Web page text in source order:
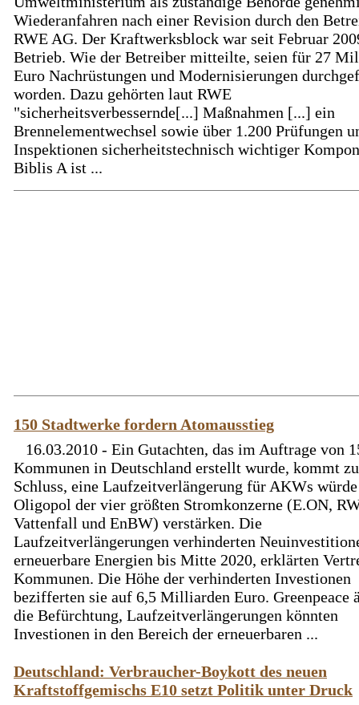
Wiederanfahren nach einer Revision durch den
RWE AG. Der Kraftwerksblock war seit Februar
Betrieb. Wie der Betreiber mitteilte, seien für 27
Euro Nachrüstungen und Modernisierungen
worden. Dazu gehörten laut RWE
"sicherheitsverbessernde[...] Maßnahmen [...] ein
Brennelementwechsel sowie über 1.200 Prüfungen
Inspektionen sicherheitstechnisch wichtiger
Biblis A ist ...
150 Stadtwerke fordern Atomausstieg
16.03.2010 - Ein Gutachten, das im Auftrage von
Kommunen in Deutschland erstellt wurde, kommt
Schluss, eine Laufzeitverlängerung für AKWs würde
Oligopol der vier größten Stromkonzerne (E.ON,
Vattenfall und EnBW) verstärken. Die
Laufzeitverlängerungen verhinderten
erneuerbare Energien bis Mitte 2020, erklärten
Kommunen. Die Höhe der verhinderten Investionen
bezifferten sie auf 6,5 Milliarden Euro. Greenpeace
die Befürchtung, Laufzeitverlängerungen könnten
Investionen in den Bereich der erneuerbaren ...
Deutschland: Verbraucher-Boykott des neuen
Kraftstoffgemischs E10 setzt Politik unter Druck